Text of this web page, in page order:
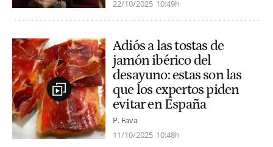
22/10/2025 10:49h
Adiós a las tostas de
jamón ibérico del
desayuno: estas son las
que los expertos piden
evitar en España
P. Fava
11/10/2025 10:48h